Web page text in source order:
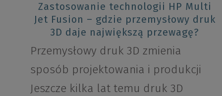
Zastosowanie technologii HP Multi
Jet Fusion – gdzie przemysłowy druk
3D daje największą przewagę?
Przemysłowy druk 3D zmienia
sposób projektowania i produkcji
Jeszcze kilka lat temu druk 3D